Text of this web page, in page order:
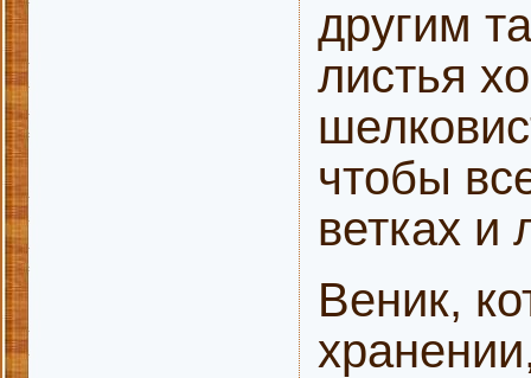
другим
листья
чтобы
ветках и
Веник,